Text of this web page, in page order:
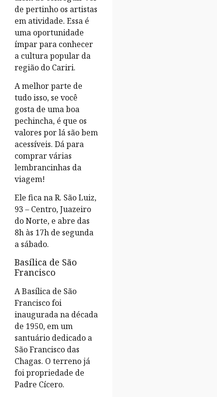
de pertinho os artistas
em atividade. Essa é
uma oportunidade
ímpar para conhecer
a cultura popular da
região do Cariri.
A melhor parte de
tudo isso, se você
gosta de uma boa
pechincha, é que os
valores por lá são bem
acessíveis. Dá para
comprar várias
lembrancinhas da
viagem!
Ele fica na R. São Luiz,
93 – Centro, Juazeiro
do Norte, e abre das
8h às 17h de segunda
a sábado.
Basílica de São
Francisco
A Basílica de São
Francisco foi
inaugurada na década
de 1950, em um
santuário dedicado a
São Francisco das
Chagas. O terreno já
foi propriedade de
Padre Cícero.